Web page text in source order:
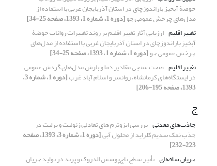
حوضۀ آبخیز باراندوزچای در استان آذربایجان غربی با استفاده از
مدل‌های چرخش عمومی جو[دوره 1، شماره 1، 1393، صفحه 25-34]
تغییر اقلیم ارزیابی آثار تغییر اقلیم بر روند تغییرات رواناب حوضۀ
آبخیز باراندوزچای در استان آذربایجان غربی با استفاده از مدل‌های
چرخش عمومی جو[دوره 1، شماره 1، 1393، صفحه 25-34]
تغییر اقلیم صحت سنجی مقادیر دما و بارش مدل‌های گردش عمومی
در ایستگاه‌های کرمانشاه، روانسر و اسلام آباد غرب [دوره 1، شماره 3،
1393، صفحه 195-206]
ج
جاذب‌‌های معدنی بررسی ایزوترم های تعادلی زئولیت و پرلیت در
جذب نمک سدیم کلراید از محلول آبی [دوره 1، شماره 3، 1393، صفحه
223-232]
جریان ساقه‌ای تأثیر سطح تاج‌پوشش الدروک و پرند در تولید جریان